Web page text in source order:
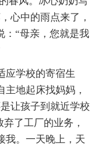
心中的雨点来了，
：“母亲，您就是我
学校的寄宿生
地起床找妈妈，
让孩子到就近学校
了工厂的业务，
我。一天晚上，天